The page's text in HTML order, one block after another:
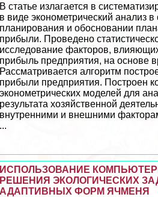
В статье излагается в
в виде эконометрический анализ
планирования и обосновании
прибыли. Проведено
исследование факторов,
прибыль предприятия, на основе
Рассматривается алгоритм
прибыли предприятия. Построен
эконометрических моделей для
результата хозяйственной
внутренними и внешними
...
ИСПОЛЬЗОВАНИЕ
РЕШЕНИЯ ЭКОЛОГИЧЕСКИХ
АДАПТИВНЫХ ФОРМ ЯЧМЕНЯ